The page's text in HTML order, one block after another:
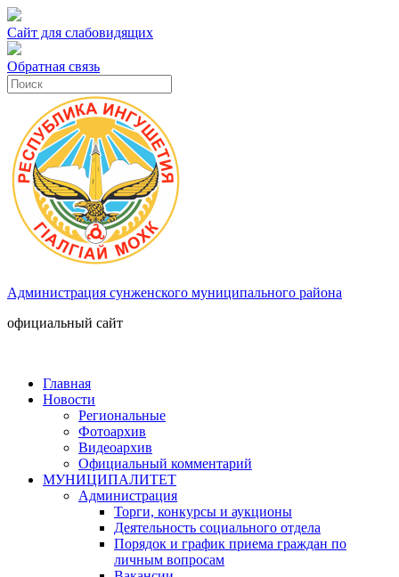
Сайт для слабовидящих
Обратная связь
Администрация сунженского муниципального района
официальный сайт
Главная
Новости
Региональные
Фотоархив
Видеоархив
Официальный комментарий
МУНИЦИПАЛИТЕТ
Администрация
Торги, конкурсы и аукционы
Деятельность социального отдела
Порядок и график приема граждан по
личным вопросам